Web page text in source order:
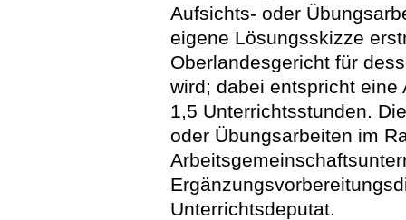
Aufsichts- oder
eigene Lösungsskizze
Oberlandesgericht für
wird; dabei entspricht
1,5 Unterrichtsstunden.
oder Übungsarbeiten im
Unterrichtsdeputat.